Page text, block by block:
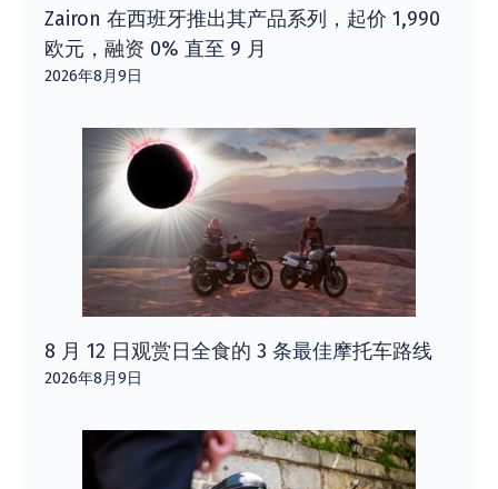
Zairon 在西班牙推出其产品系列，起价 1,990
欧元，融资 0% 直至 9 月
2026年8月9日
8 月 12 日观赏日全食的 3 条最佳摩托车路线
2026年8月9日